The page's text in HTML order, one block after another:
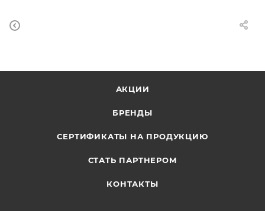
АКЦИИ
БРЕНДЫ
СЕРТИФИКАТЫ НА ПРОДУКЦИЮ
СТАТЬ ПАРТНЕРОМ
КОНТАКТЫ